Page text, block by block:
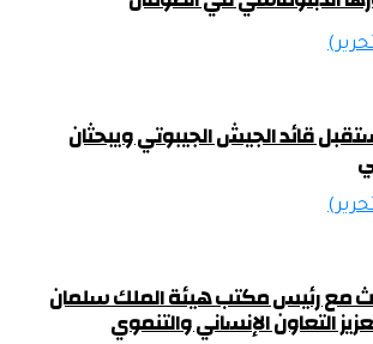
قائد الجيش الجيبوتي ويبحثان
مع رئيس مكتب هيئة الملك سلمان
التعاون الإنساني والتنموي